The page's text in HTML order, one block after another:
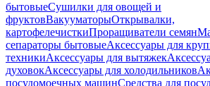
бытовыеСушилки для овощей и
фруктовВакууматорыОткрывалки,
картофелечисткиПроращиватели семян
сепараторы бытовыеАксессуары для
техникиАксессуары для вытяжек
духовокАксессуары для холодильников
посудомоечных машинСредства для